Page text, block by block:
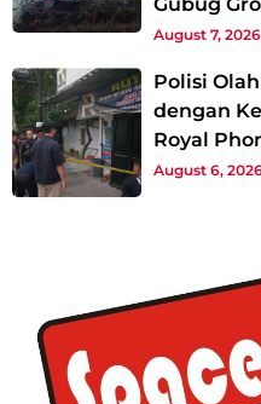
August 7, 2026
Polisi
dengan
Royal
August 6,